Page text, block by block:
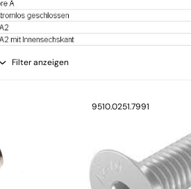
Filter anzeigen
9510.0251.7991